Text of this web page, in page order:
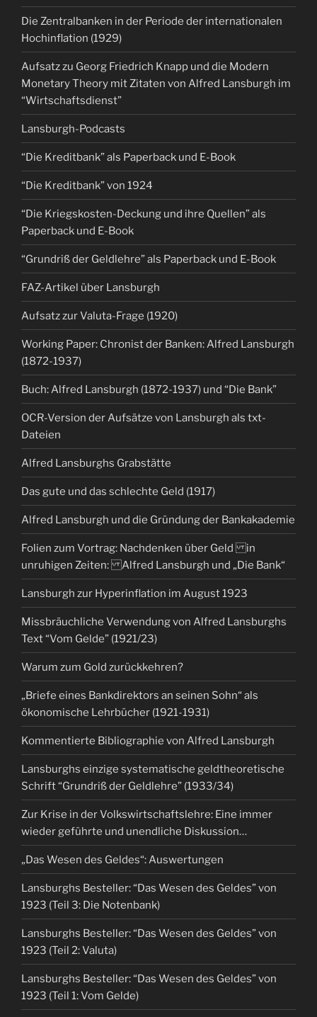
Die Zentralbanken in der Periode der internationalen
Hochinflation (1929)
Aufsatz zu Georg Friedrich Knapp und die Modern
Monetary Theory mit Zitaten von Alfred Lansburgh im
“Wirtschaftsdienst”
Lansburgh-Podcasts
“Die Kreditbank” als Paperback und E-Book
“Die Kreditbank” von 1924
“Die Kriegskosten-Deckung und ihre Quellen” als
Paperback und E-Book
“Grundriß der Geldlehre” als Paperback und E-Book
FAZ-Artikel über Lansburgh
Aufsatz zur Valuta-Frage (1920)
Working Paper: Chronist der Banken: Alfred Lansburgh
(1872-1937)
Buch: Alfred Lansburgh (1872-1937) und “Die Bank”
OCR-Version der Aufsätze von Lansburgh als txt-
Dateien
Alfred Lansburghs Grabstätte
Das gute und das schlechte Geld (1917)
Alfred Lansburgh und die Gründung der Bankakademie
Folien zum Vortrag: Nachdenken über Geld in
unruhigen Zeiten: Alfred Lansburgh und „Die Bank“
Lansburgh zur Hyperinflation im August 1923
Missbräuchliche Verwendung von Alfred Lansburghs
Text “Vom Gelde” (1921/23)
Warum zum Gold zurückkehren?
„Briefe eines Bankdirektors an seinen Sohn“ als
ökonomische Lehrbücher (1921-1931)
Kommentierte Bibliographie von Alfred Lansburgh
Lansburghs einzige systematische geldtheoretische
Schrift “Grundriß der Geldlehre” (1933/34)
Zur Krise in der Volkswirtschaftslehre: Eine immer
wieder geführte und unendliche Diskussion…
„Das Wesen des Geldes“: Auswertungen
Lansburghs Besteller: “Das Wesen des Geldes” von
1923 (Teil 3: Die Notenbank)
Lansburghs Besteller: “Das Wesen des Geldes” von
1923 (Teil 2: Valuta)
Lansburghs Besteller: “Das Wesen des Geldes” von
1923 (Teil 1: Vom Gelde)